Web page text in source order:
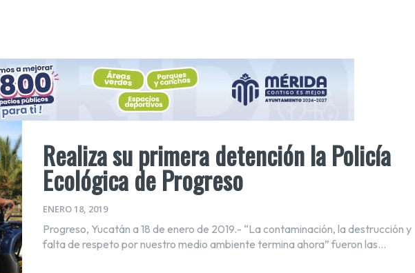
Realiza su primera detención la Policía
Ecológica de Progreso
ENERO 18, 2019
Progreso, Yucatán a 18 de enero de 2019.- “La contaminación, la destrucción y
falta de respeto por nuestro medio ambiente termina ahora” fueron las...